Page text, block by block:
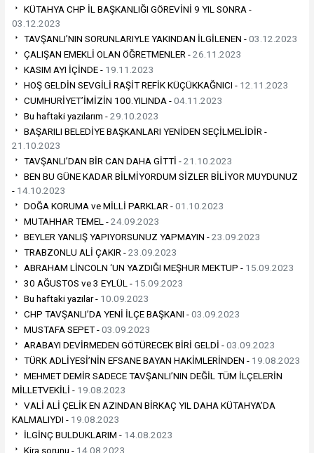
KÜTAHYA CHP İL BAŞKANLIĞI GÖREVİNİ 9 YIL SONRA -
03.12.2023
TAVŞANLI’NIN SORUNLARIYLE YAKINDAN İLGİLENEN -03.12.2023
ÇALIŞAN EMEKLİ OLAN ÖĞRETMENLER -26.11.2023
KASIM AYI İÇİNDE - 19.11.2023
HOŞ GELDİN SEVGİLİ RAŞİT REFİK KÜÇÜKKAĞNICI - 12.11.2023
CUMHURİYET’İMİZİN 100.YILINDA -04.11.2023
Bu haftaki yazılarım -29.10.2023
BAŞARILI BELEDİYE BAŞKANLARI YENİDEN SEÇİLMELİDİR -
21.10.2023
TAVŞANLI’DAN BİR CAN DAHA GİTTİ -21.10.2023
BEN BU GÜNE KADAR BİLMİYORDUM SİZLER BİLİYOR MUYDUNUZ
- 14.10.2023
DOĞA KORUMA ve MİLLİ PARKLAR -01.10.2023
MUTAHHAR TEMEL -24.09.2023
BEYLER YANLIŞ YAPIYORSUNUZ YAPMAYIN -23.09.2023
TRABZONLU ALİ ÇAKIR -23.09.2023
ABRAHAM LİNCOLN ‘UN YAZDIĞI MEŞHUR MEKTUP - 15.09.2023
30 AĞUSTOS ve 3 EYLÜL - 15.09.2023
Bu haftaki yazılar - 10.09.2023
CHP TAVŞANLI’DA YENİ İLÇE BAŞKANI -03.09.2023
MUSTAFA SEPET -03.09.2023
ARABAYI DEVİRMEDEN GÖTÜRECEK BİRİ GELDİ -03.09.2023
TÜRK ADLİYESİ’NİN EFSANE BAYAN HAKİMLERİNDEN - 19.08.2023
MEHMET DEMİR SADECE TAVŞANLI’NIN DEĞİL TÜM İLÇELERİN
MİLLETVEKİLİ - 19.08.2023
VALİ ALİ ÇELİK EN AZINDAN BİRKAÇ YIL DAHA KÜTAHYA’DA
KALMALIYDI - 19.08.2023
İLGİNÇ BULDUKLARIM - 14.08.2023
Kira sorunu - 14.08.2023